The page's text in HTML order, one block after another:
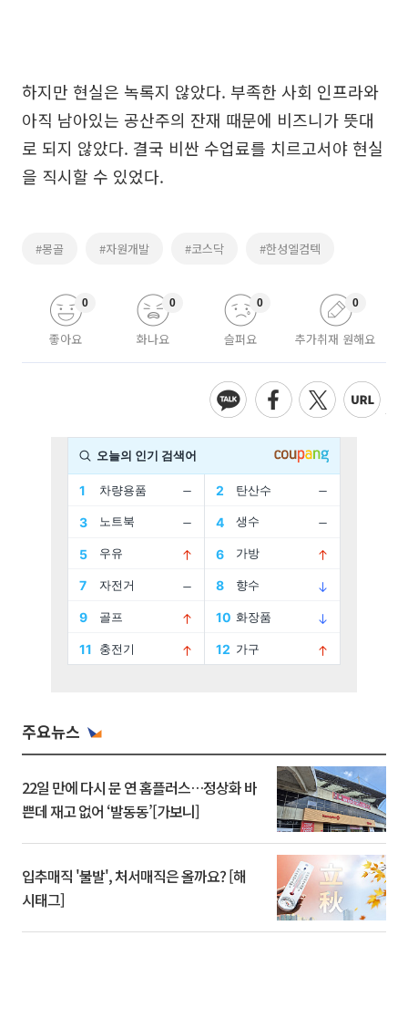
하지만 현실은 녹록지 않았다. 부족한 사회 인프라와
아직 남아있는 공산주의 잔재 때문에 비즈니가 뜻대
로 되지 않았다. 결국 비싼 수업료를 치르고서야 현실
을 직시할 수 있었다.
#몽골 #자원개발 #코스닥 #한성엘컴텍
좋아요
0
화나요
0
슬퍼요
0
추가취재 원해요
0
주요뉴스
22일 만에 다시 문 연 홈플러스…정상화 바
쁜데 재고 없어 ‘발동동’[가보니]
입추매직 '불발', 처서매직은 올까요? [해
시태그]